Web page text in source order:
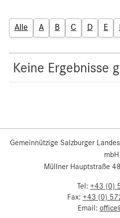
Alle A B C D E
Keine Ergebnisse
Gemeinnützige Salzburger
mbH
Müllner Hauptstraße
Tel: +43 (0)
Fax: +43 (0)
Email: